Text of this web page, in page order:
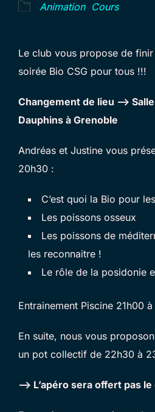
Animation Cours
Le club vous propose de finir
soirée Bio CSG pour tous !!!
Changement de lieu –>
Dauphins à Grenoble
Andréas et Justine vous
20h30 :
C’est quoi la Bio pour
Les poissons osseux
Les poissons de
les reconnaitre !
Le rôle de la posidonie
Entrainement Piscine 21h00
En suite, nous vous
un pot collectif de 22h30 à
–> L’apéro sera offert pas le